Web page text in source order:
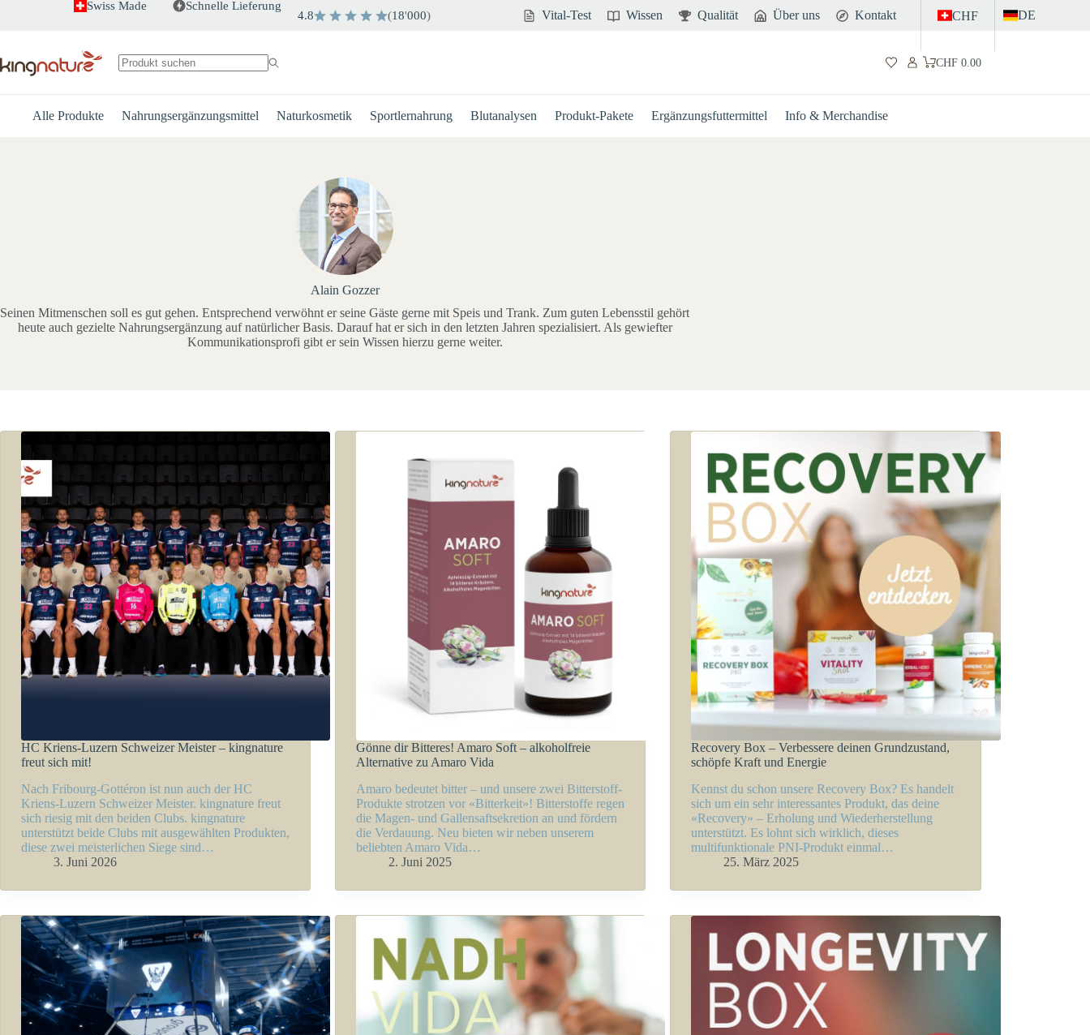
Swiss Made Schnelle Lieferung
4.8 (18'000) Vital-Test Wissen Qualität Über uns Kontakt CHF DE
Warenkorb
CHF0.00
Alle Produkte Nahrungsergänzungsmittel Naturkosmetik Sportlernahrung Blutanalysen Produkt-Pakete Ergänzungsfuttermittel Info & Merchandise
Alain Gozzer
Seinen Mitmenschen soll es gut gehen. Entsprechend verwöhnt er seine Gäste gerne mit Speis und Trank. Zum guten Lebensstil gehört
heute auch gezielte Nahrungsergänzung auf natürlicher Basis. Darauf hat er sich in den letzten Jahren spezialisiert. Als gewiefter
Kommunikationsprofi gibt er sein Wissen hierzu gerne weiter.
HC Kriens-Luzern Schweizer Meister – kingnature
freut sich mit!
Nach Fribourg-Gottéron ist nun auch der HC
Kriens-Luzern Schweizer Meister. kingnature freut
sich riesig mit den beiden Clubs. kingnature
unterstützt beide Clubs mit ausgewählten Produkten,
diese zwei meisterlichen Siege sind…
3. Juni 2026
Gönne dir Bitteres! Amaro Soft – alkoholfreie
Alternative zu Amaro Vida
Amaro bedeutet bitter – und unsere zwei Bitterstoff-
Produkte strotzen vor «Bitterkeit»! Bitterstoffe regen
die Magen- und Gallensaftsekretion an und fördern
die Verdauung. Neu bieten wir neben unserem
beliebten Amaro Vida…
2. Juni 2025
Recovery Box – Verbessere deinen Grundzustand,
schöpfe Kraft und Energie
Kennst du schon unsere Recovery Box? Es handelt
sich um ein sehr interessantes Produkt, das deine
«Recovery» – Erholung und Wiederherstellung
unterstützt. Es lohnt sich wirklich, dieses
multifunktionale PNI-Produkt einmal…
25. März 2025